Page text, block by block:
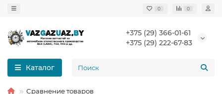
0 0
+375 (29) 366-01-61
+375 (29) 222-67-83
Каталог
Сравнение товаров